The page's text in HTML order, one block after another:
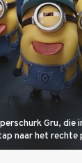
Gru, die
naar het